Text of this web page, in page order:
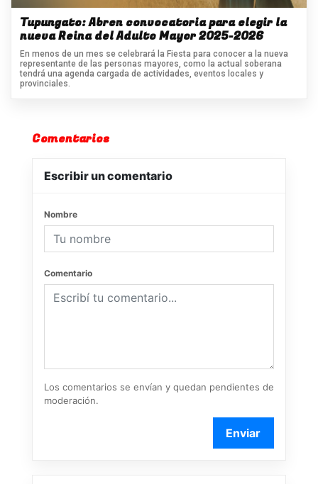
Tupungato: Abren convocatoria para elegir la
nueva Reina del Adulto Mayor 2025-2026
En menos de un mes se celebrará la Fiesta para conocer a la nueva
representante de las personas mayores, como la actual soberana
tendrá una agenda cargada de actividades, eventos locales y
provinciales.
Comentarios
Escribir un comentario
Nombre
Comentario
Los comentarios se envían y quedan pendientes de
moderación.
Enviar